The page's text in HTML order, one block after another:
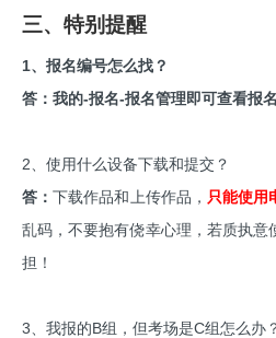
三、特别提醒
1、报名编号怎么找？
答：我的-报名-报名管理即可查看报
2、使用什么设备下载和提交？
答：下载作品和上传作品， 只能使用
乱码，不要抱有侥幸心理，若质执意
担！
3、我报的B组，但考场是C组怎么办